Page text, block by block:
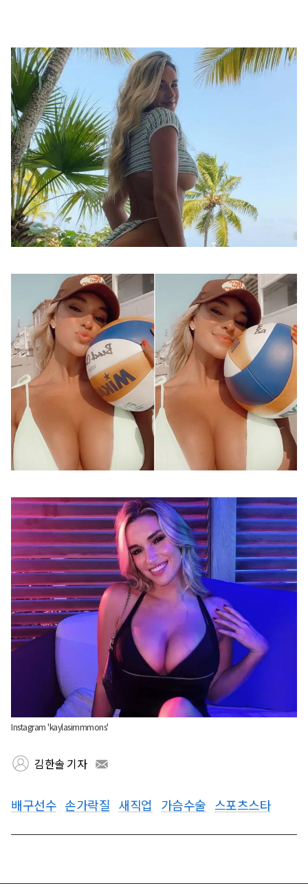
Instagram 'kaylasimmmons'
김한솔 기자
배구선수 손가락질 새직업 가슴수술 스포츠스타